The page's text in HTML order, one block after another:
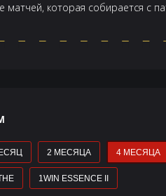
матчей, которая собирается с
2 МЕСЯЦА 4 МЕСЯЦА
1WIN ESSENCE II